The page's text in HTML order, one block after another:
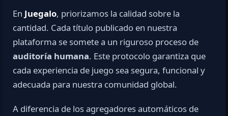
En Juegalo, priorizamos la calidad sobre la
cantidad. Cada título publicado en nuestra
plataforma se somete a un riguroso proceso de
auditoría humana. Este protocolo garantiza que
cada experiencia de juego sea segura, funcional y
adecuada para nuestra comunidad global.
A diferencia de los agregadores automáticos de